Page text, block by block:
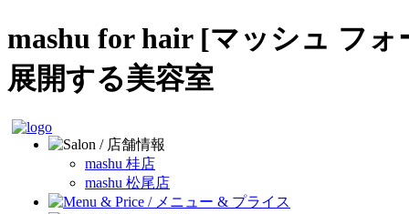
mashu for hair [マッシュ フ
展開する美容室
mashu 桂店
mashu 松尾店